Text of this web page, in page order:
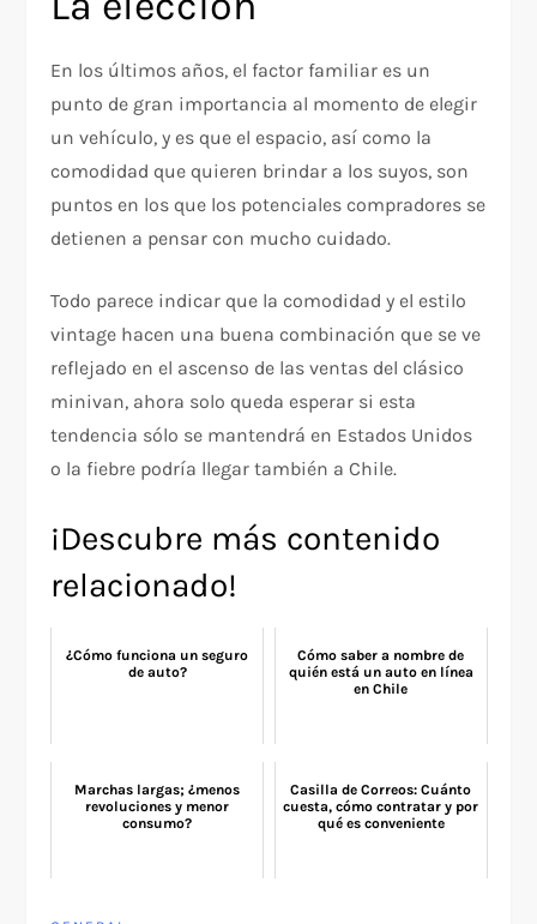
En los últimos años, el factor familiar es un
punto de gran importancia al momento de elegir
un vehículo, y es que el espacio, así como la
comodidad que quieren brindar a los suyos, son
puntos en los que los potenciales compradores se
detienen a pensar con mucho cuidado.
Todo parece indicar que la comodidad y el estilo
vintage hacen una buena combinación que se ve
reflejado en el ascenso de las ventas del clásico
minivan, ahora solo queda esperar si esta
tendencia sólo se mantendrá en Estados Unidos
o la fiebre podría llegar también a Chile.
¡Descubre más contenido
relacionado!
¿Cómo funciona un seguro
de auto?
Cómo saber a nombre de
quién está un auto en línea
en Chile
Marchas largas; ¿menos
revoluciones y menor
consumo?
Casilla de Correos: Cuánto
cuesta, cómo contratar y por
qué es conveniente